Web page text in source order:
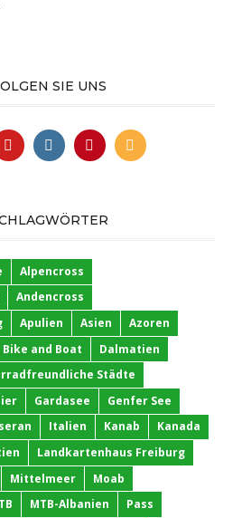
SIE UNS
Alpencross
Andencross
Apulien Asien
Azoren
Bike and Boat
Dalmatien
Städte
Gardasee
Genfer See
Italien Kanab
Kanada
Landkartenhaus Freiburg
Mittelmeer
Moab
MTB-Albanien
Pass